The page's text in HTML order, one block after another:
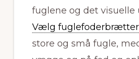
fuglene og det visuelle
Vælg fuglefoderbrætter
store og små fugle,